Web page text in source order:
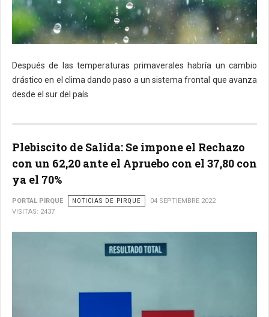
Después de las temperaturas primaverales habría un cambio
drástico en el clima dando paso a un sistema frontal que avanza
desde el sur del país
Plebiscito de Salida: Se impone el Rechazo
con un 62,20 ante el Apruebo con el 37,80 con
ya el 70%
PORTAL PIRQUE NOTICIAS DE PIRQUE
04 SEPTIEMBRE 2022
VISITAS: 2437